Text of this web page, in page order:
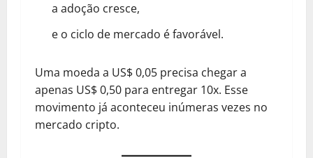
a adoção cresce,
e o ciclo de mercado é favorável.
Uma moeda a US$ 0,05 precisa chegar a
apenas US$ 0,50 para entregar 10x. Esse
movimento já aconteceu inúmeras vezes no
mercado cripto.